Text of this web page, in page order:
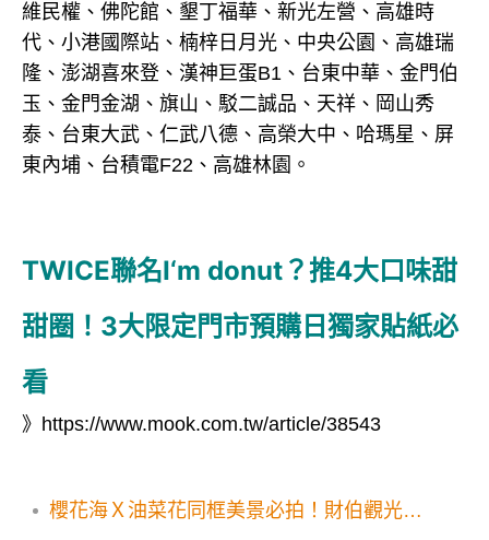
維民權、佛陀館、墾丁福華、新光左營、高雄時
代、小港國際站、楠梓日月光、中央公園、高雄瑞
隆、澎湖喜來登、漢神巨蛋B1、台東中華、金門伯
玉、金門金湖、旗山、駁二誠品、天祥、岡山秀
泰、台東大武、仁武八德、高榮大中、哈瑪星、屏
東內埔、台積電F22、高雄林園。
TWICE聯名I‘m donut？推4大口味甜
甜圈！3大限定門市預購日獨家貼紙必
看
》 https://www.mook.com.tw/article/38543
櫻花海Ｘ油菜花同框美景必拍！財伯觀光果